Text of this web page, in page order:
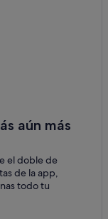
aún más
el doble de
de la app,
todo tu